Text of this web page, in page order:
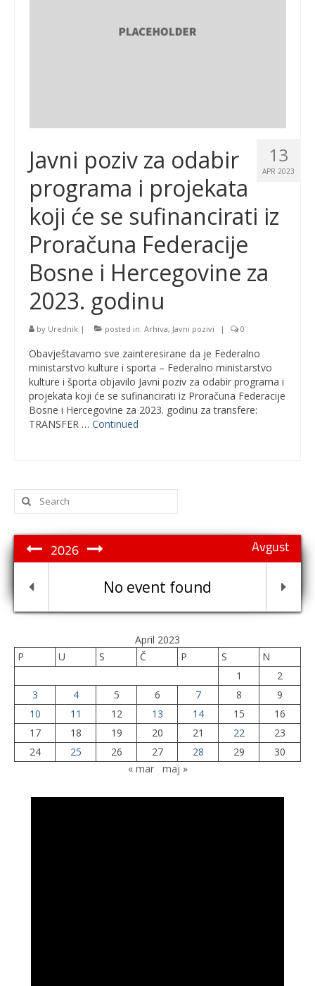
13
APR 2023
Javni poziv za odabir
programa i projekata
koji će se sufinancirati iz
Proračuna Federacije
Bosne i Hercegovine za
2023. godinu
by Urednik | posted in: Arhiva, Javni pozivi | 0
Obavještavamo sve zainteresirane da je Federalno
ministarstvo kulture i sporta – Federalno ministarstvo
kulture i športa objavilo Javni poziv za odabir programa i
projekata koji će se sufinancirati iz Proračuna Federacije
Bosne i Hercegovine za 2023. godinu za transfere:
TRANSFER … Continued
Search
for:
Avgust
2026
No event found
April 2023
P
U S Č P S
N
1
2
3
4 5 6 7 8
9
10
11 12 13 14 15
16
17
18 19 20 21 22
23
24
25 26 27 28 29
30
« mar
maj »